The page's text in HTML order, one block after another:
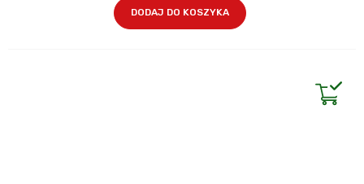
DODAJ DO KOSZYKA